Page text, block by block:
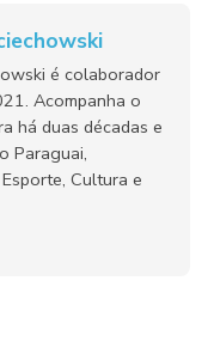
é colaborador
Acompanha o
há duas décadas e
Paraguai,
Cultura e